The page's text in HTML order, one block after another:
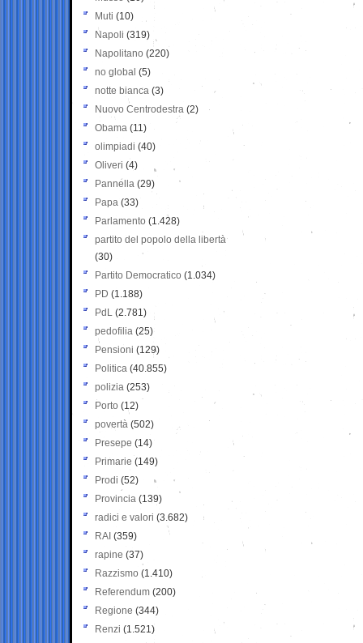
Muti (10)
Napoli (319)
Napolitano (220)
no global (5)
notte bianca (3)
Nuovo Centrodestra (2)
Obama (11)
olimpiadi (40)
Oliveri (4)
Pannella (29)
Papa (33)
Parlamento (1.428)
partito del popolo della libertà
(30)
Partito Democratico (1.034)
PD (1.188)
PdL (2.781)
pedofilia (25)
Pensioni (129)
Politica (40.855)
polizia (253)
Porto (12)
povertà (502)
Presepe (14)
Primarie (149)
Prodi (52)
Provincia (139)
radici e valori (3.682)
RAI (359)
rapine (37)
Razzismo (1.410)
Referendum (200)
Regione (344)
Renzi (1.521)